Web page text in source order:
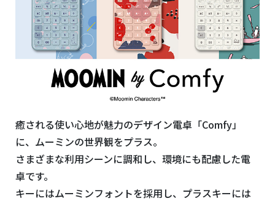
癒される使い心地が魅力のデザイン電卓「Comfy」
に、ムーミンの世界観をプラス。
さまざまな利用シーンに調和し、環境にも配慮した電
卓です。
キーにはムーミンフォントを採用し、プラスキーには